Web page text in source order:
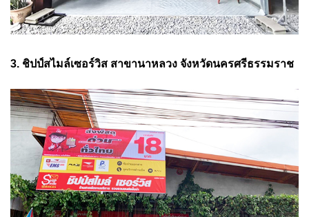
3. ชิปป์สไมล์เซอร์วิส สาขานาหลวง จังหวัดนครศรีธรรมราช